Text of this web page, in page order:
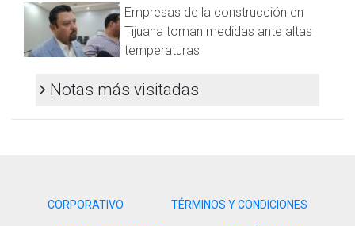
Empresas de la construcción en
Tijuana toman medidas ante altas
temperaturas
Notas más visitadas
CORPORATIVO TÉRMINOS Y CONDICIONES